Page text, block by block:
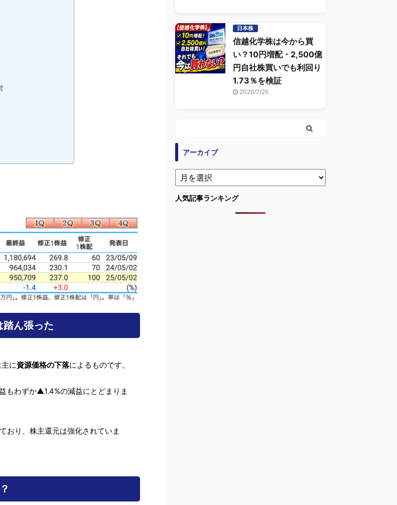
ん張った
に資源価格の下落によるものです。
もわずか▲1.4%の減益にとどまりま
り、株主還元は強化されていま
日本株
信越化学株は今から買
い？10円増配・2,500億
円自社株買いでも利回り
1.73％を検証
2026/7/26
アーカイブ
人気記事ランキング